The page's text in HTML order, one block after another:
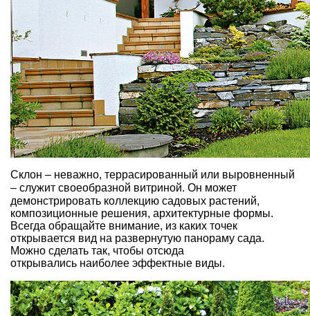
Склон – неважно, террасированный или выровненный
– служит своеобразной витриной. Он может
демонстрировать коллекцию садовых растений,
композиционные решения, архитектурные формы.
Всегда обращайте внимание, из каких точек
открывается вид на развернутую панораму сада.
Можно сделать так, чтобы отсюда
открывались наиболее эффектные виды.